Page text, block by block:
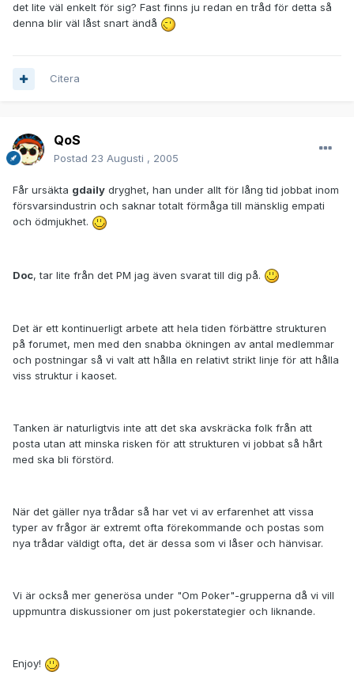
det lite väl enkelt för sig? Fast finns ju redan en tråd för detta så
denna blir väl låst snart ändå
Citera
QoS
Postad 23 Augusti , 2005
Får ursäkta gdaily dryghet, han under allt för lång tid jobbat inom
försvarsindustrin och saknar totalt förmåga till mänsklig empati
och ödmjukhet.
Doc, tar lite från det PM jag även svarat till dig på.
Det är ett kontinuerligt arbete att hela tiden förbättre strukturen
på forumet, men med den snabba ökningen av antal medlemmar
och postningar så vi valt att hålla en relativt strikt linje för att hålla
viss struktur i kaoset.
Tanken är naturligtvis inte att det ska avskräcka folk från att
posta utan att minska risken för att strukturen vi jobbat så hårt
med ska bli förstörd.
När det gäller nya trådar så har vet vi av erfarenhet att vissa
typer av frågor är extremt ofta förekommande och postas som
nya trådar väldigt ofta, det är dessa som vi låser och hänvisar.
Vi är också mer generösa under "Om Poker"-grupperna då vi vill
uppmuntra diskussioner om just pokerstategier och liknande.
Enjoy!